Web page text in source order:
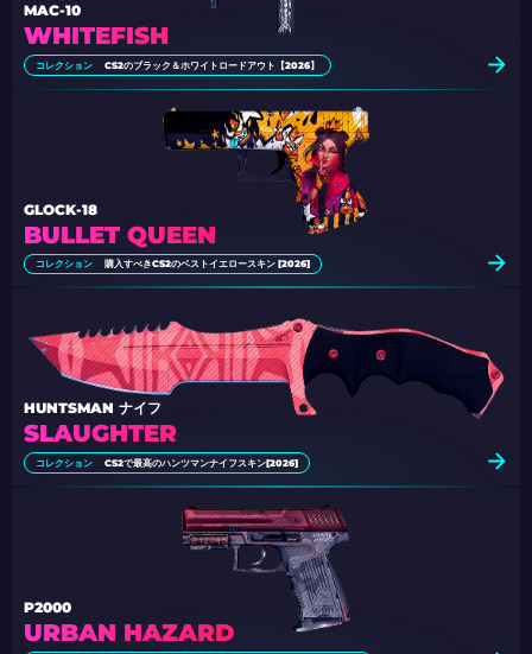
WHITEFISH
MAC-10
コレクション CS2のブラック＆ホワイトロードアウト【2026】
BULLET QUEEN
GLOCK-18
コレクション 購入すべきCS2のベストイエロースキン [2026]
SLAUGHTER
HUNTSMAN ナイフ
コレクション CS2で最高のハンツマンナイフスキン[2026]
URBAN HAZARD
P2000